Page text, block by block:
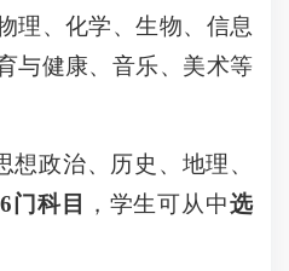
理、化学、生物、信息
与健康、音乐、美术等
想政治、历史、地理、
6门科目 ，学生可从中选